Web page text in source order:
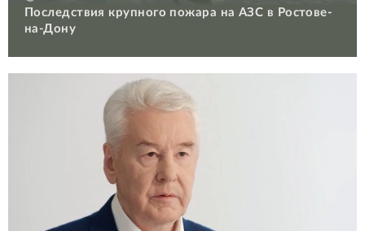
Последствия крупного пожара на АЗС в Ростове-
на-Дону